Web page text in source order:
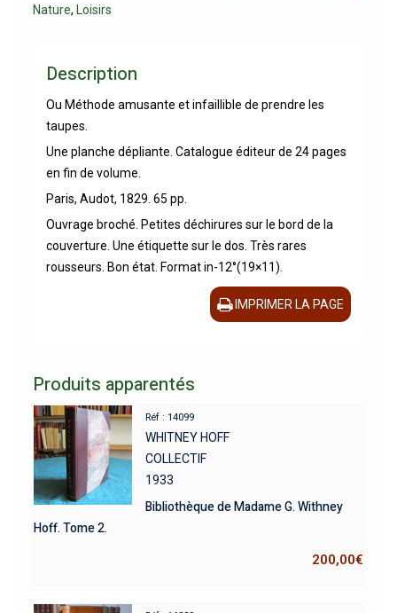
Nature, Loisirs
Description
Ou Méthode amusante et infaillible de prendre les
taupes.
Une planche dépliante. Catalogue éditeur de 24 pages
en fin de volume.
Paris, Audot, 1829. 65 pp.
Ouvrage broché. Petites déchirures sur le bord de la
couverture. Une étiquette sur le dos. Très rares
rousseurs. Bon état. Format in-12°(19×11).
IMPRIMER LA PAGE
Produits apparentés
Réf : 14099
WHITNEY HOFF
COLLECTIF
1933
Bibliothèque de Madame G. Withney
Hoff. Tome 2.
200,00€